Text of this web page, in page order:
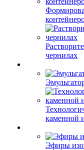
чернилах
каменной
Эфиры